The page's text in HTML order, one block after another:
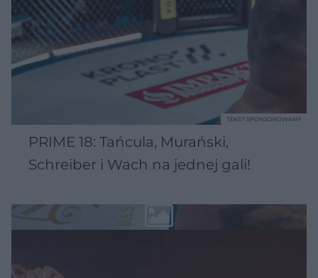
PRIME 18: Tańcula, Murański,
Schreiber i Wach na jednej gali!
TEKST SPONSOROWANY